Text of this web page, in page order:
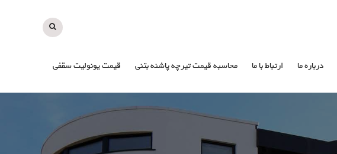
درباره ما ارتباط با ما محاسبه قیمت تیرچه پاشنه بتنی قیمت یونولیت سقفی